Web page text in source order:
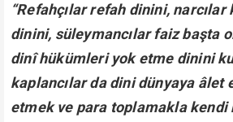
“Refahçılar refah dinini,
dinini, süleymancılar faiz başta
dinî hükümleri yok etme dinini
kaplancılar da dini dünyaya âlet
etmek ve para toplamakla